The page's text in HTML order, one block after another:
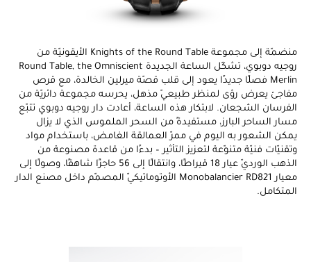
منضمّة إلى مجموعة Knights of the Round Table الأيقونيّة من
روجيه دوبوي، تشكّل الساعة الجديدة Round Table, the Omniscient
Merlin فصلًا جديدًا يعود إلى قلب قصّة ميرلين الخالدة، مع قرص
مفاجئ يعرض رؤى لمنظر طبيعيّ مذهل، يحرسه مجموعة دائريّة من
الفرسان الشجعان. لابتكار هذه الساعة، أعادت دار روجيه دوبوي تتبّع
مسار الساحر البارز، مستفيدةً من السحر الملموس الذي لا يزال
يمكن الشعور به اليوم في ممرّ العمالقة الغامض، باستخدام مواد
وتقنيّات فنيّة متنوّعة لتعزيز التأثير – بدءًا من قاعدة مصنوعة من
الذهب الورديّ عيار 18 قيراطًا، وانتقالًا إلى 56 حاجزًا شاهقًا، وصولًا إلى
معيار Monobalancier RD821 الأوتوماتيكيّ المصمّم داخل مصنع الدار
المتكامل.